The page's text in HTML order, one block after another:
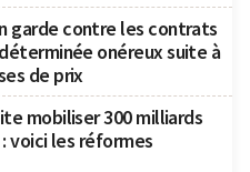
garde contre les contrats
onéreux suite à
de prix
mobiliser 300 milliards
: voici les réformes